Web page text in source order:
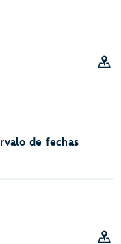
de fechas